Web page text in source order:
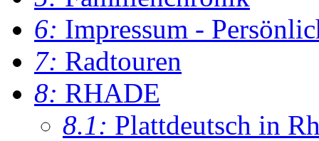
6: Impressum -
7: Radtouren
8: RHADE
8.1: Plattdeutsch in